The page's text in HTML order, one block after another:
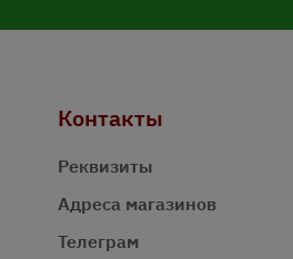
Контакты
Реквизиты
Адреса магазинов
Телеграм